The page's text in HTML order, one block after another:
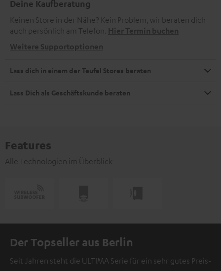
Deine Kaufberatung
Keinen Store in der Nähe? Kein Problem, wir beraten dich
auch persönlich am Telefon. Hier Termin buchen
Weitere Supportoptionen
Lass dich in einem der Teufel Stores beraten
Lass Dich als Geschäftskunde beraten
Features
Alle Technologien im Überblick
Der Topseller aus Berlin
Seit Jahren steht die ULTIMA Serie für ein sehr gutes Preis-